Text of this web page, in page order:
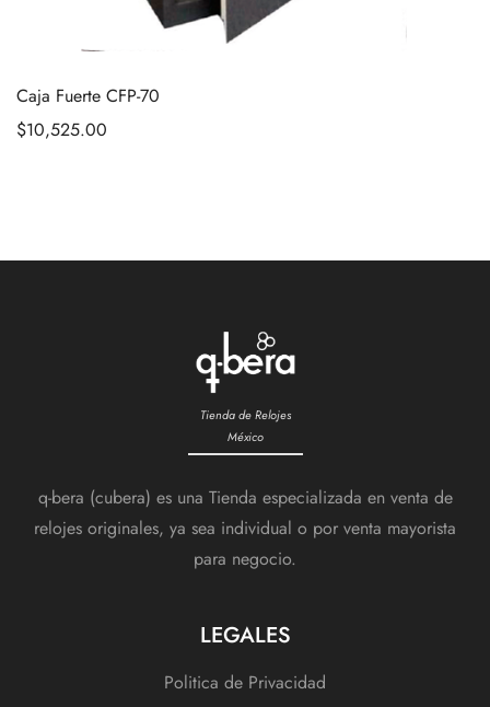
Caja Fuerte CFP-70
$10,525.00
Tienda de Relojes
México
q-bera (cubera) es una Tienda especializada en venta de
relojes originales, ya sea individual o por venta mayorista
para negocio.
LEGALES
Politica de Privacidad